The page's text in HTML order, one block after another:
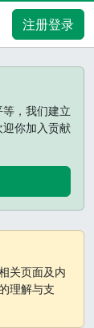
注册登录
，我们建立
你加入贡献
关页面及内
理解与支